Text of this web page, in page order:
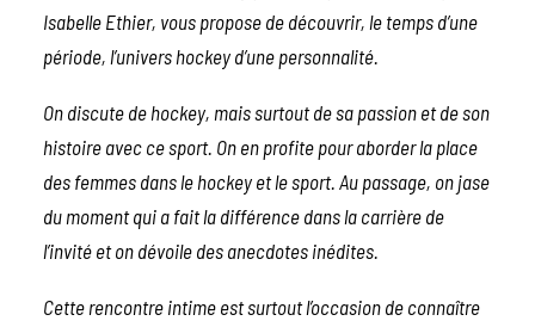
Isabelle Ethier, vous propose de découvrir, le temps d’une
période, l’univers hockey d’une personnalité.
On discute de hockey, mais surtout de sa passion et de son
histoire avec ce sport. On en profite pour aborder la place
des femmes dans le hockey et le sport. Au passage, on jase
du moment qui a fait la différence dans la carrière de
l’invité et on dévoile des anecdotes inédites.
Cette rencontre intime est surtout l’occasion de connaître